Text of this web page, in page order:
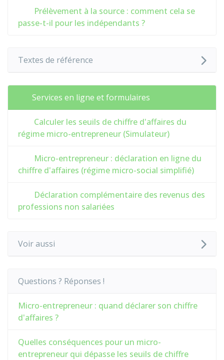
Prélèvement à la source : comment cela se
passe-t-il pour les indépendants ?
Textes de référence
Services en ligne et formulaires
Calculer les seuils de chiffre d'affaires du
régime micro-entrepreneur (Simulateur)
Micro-entrepreneur : déclaration en ligne du
chiffre d'affaires (régime micro-social simplifié)
Déclaration complémentaire des revenus des
professions non salariées
Voir aussi
Questions ? Réponses !
Micro-entrepreneur : quand déclarer son chiffre
d'affaires ?
Quelles conséquences pour un micro-
entrepreneur qui dépasse les seuils de chiffre